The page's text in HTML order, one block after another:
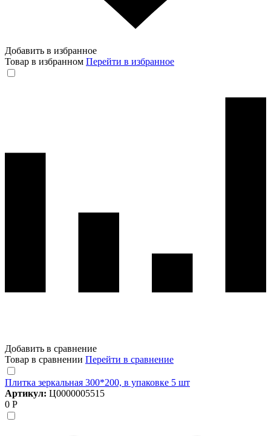
Добавить в избранное
Товар в избранном Перейти в избранное
Добавить в сравнение
Товар в сравнении Перейти в сравнение
Плитка зеркальная 300*200, в упаковке 5 шт
Артикул: Ц0000005515
0 Р